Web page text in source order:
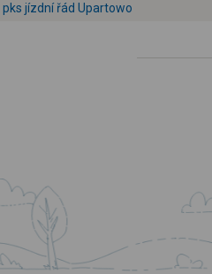
pks jízdní řád Upartowo